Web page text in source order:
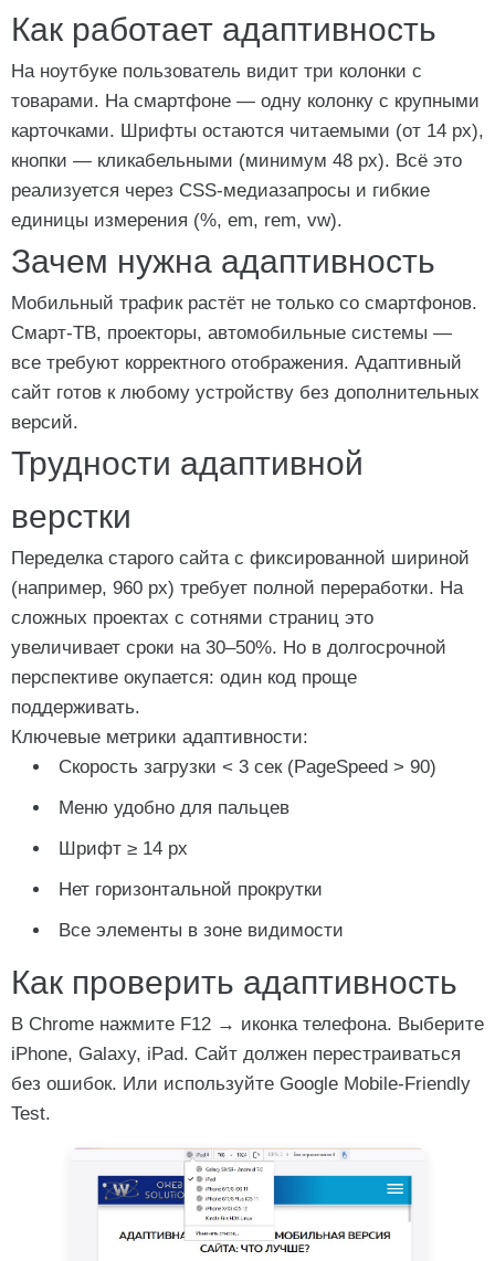
Как работает адаптивность
На ноутбуке пользователь видит три колонки с
товарами. На смартфоне — одну колонку с крупными
карточками. Шрифты остаются читаемыми (от 14 px),
кнопки — кликабельными (минимум 48 px). Всё это
реализуется через CSS-медиазапросы и гибкие
единицы измерения (%, em, rem, vw).
Зачем нужна адаптивность
Мобильный трафик растёт не только со смартфонов.
Смарт-ТВ, проекторы, автомобильные системы —
все требуют корректного отображения. Адаптивный
сайт готов к любому устройству без дополнительных
версий.
Трудности адаптивной
верстки
Переделка старого сайта с фиксированной шириной
(например, 960 px) требует полной переработки. На
сложных проектах с сотнями страниц это
увеличивает сроки на 30–50%. Но в долгосрочной
перспективе окупается: один код проще
поддерживать.
Ключевые метрики адаптивности:
Скорость загрузки < 3 сек (PageSpeed > 90)
Меню удобно для пальцев
Шрифт ≥ 14 px
Нет горизонтальной прокрутки
Все элементы в зоне видимости
Как проверить адаптивность
В Chrome нажмите F12 → иконка телефона. Выберите
iPhone, Galaxy, iPad. Сайт должен перестраиваться
без ошибок. Или используйте Google Mobile-Friendly
Test.